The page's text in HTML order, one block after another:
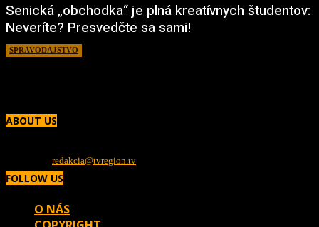
Senická „obchodka“ je plná kreatívnych študentov:
Neveríte? Presvedčte sa sami!
SPRAVODAJSTVO
ABOUT US
redakcia@tvregion.tv
FOLLOW US
O NÁS